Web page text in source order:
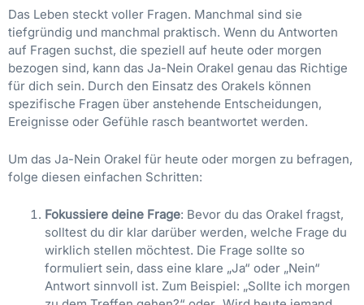
Das Leben steckt voller Fragen. Manchmal sind sie
tiefgründig und manchmal praktisch. Wenn du Antworten
auf Fragen suchst, die speziell auf heute oder morgen
bezogen sind, kann das Ja-Nein Orakel genau das Richtige
für dich sein. Durch den Einsatz des Orakels können
spezifische Fragen über anstehende Entscheidungen,
Ereignisse oder Gefühle rasch beantwortet werden.
Um das Ja-Nein Orakel für heute oder morgen zu befragen,
folge diesen einfachen Schritten:
Fokussiere deine Frage: Bevor du das Orakel fragst,
solltest du dir klar darüber werden, welche Frage du
wirklich stellen möchtest. Die Frage sollte so
formuliert sein, dass eine klare „Ja“ oder „Nein“
Antwort sinnvoll ist. Zum Beispiel: „Sollte ich morgen